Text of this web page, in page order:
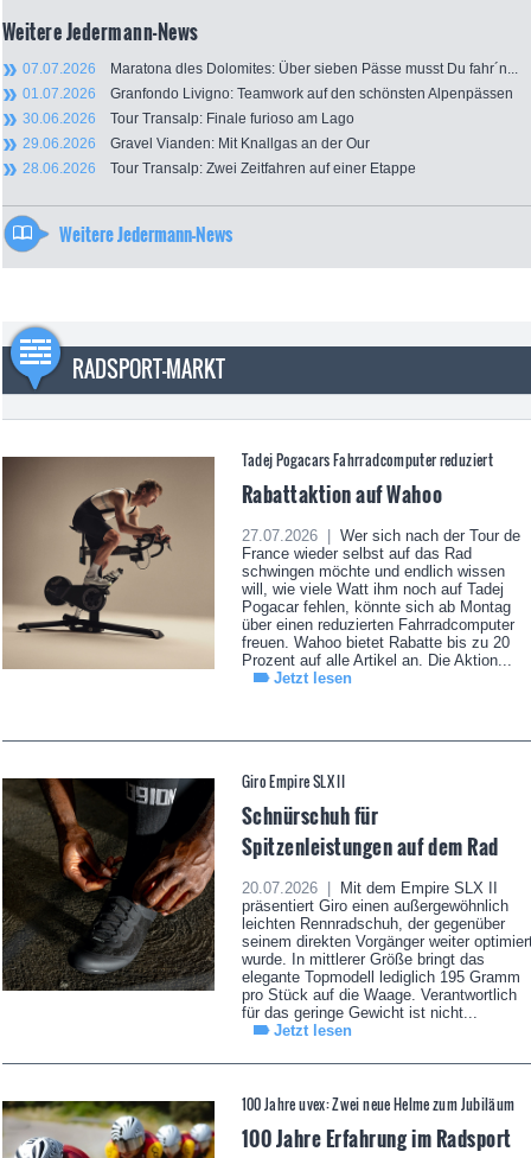
Weitere Jedermann-News
07.07.2026 Maratona dles Dolomites: Über sieben Pässe musst Du fahr´n...
01.07.2026 Granfondo Livigno: Teamwork auf den schönsten Alpenpässen
30.06.2026 Tour Transalp: Finale furioso am Lago
29.06.2026 Gravel Vianden: Mit Knallgas an der Our
28.06.2026 Tour Transalp: Zwei Zeitfahren auf einer Etappe
Weitere Jedermann-News
RADSPORT-MARKT
Tadej Pogacars Fahrradcomputer reduziert
Rabattaktion auf Wahoo
27.07.2026 |
Wer sich nach der Tour de
France wieder selbst auf das Rad
schwingen möchte und endlich wissen
will, wie viele Watt ihm noch auf Tadej
Pogacar fehlen, könnte sich ab Montag
über einen reduzierten Fahrradcomputer
freuen. Wahoo bietet Rabatte bis zu 20
Prozent auf alle Artikel an. Die Aktion...
Jetzt lesen
Giro Empire SLX II
Schnürschuh für
Spitzenleistungen auf dem Rad
20.07.2026 |
Mit dem Empire SLX II
präsentiert Giro einen außergewöhnlich
leichten Rennradschuh, der gegenüber
seinem direkten Vorgänger weiter
wurde. In mittlerer Größe bringt das
elegante Topmodell lediglich 195 Gramm
pro Stück auf die Waage. Verantwortlich
für das geringe Gewicht ist nicht...
Jetzt lesen
100 Jahre uvex: Zwei neue Helme zum Jubiläum
100 Jahre Erfahrung im Radsport